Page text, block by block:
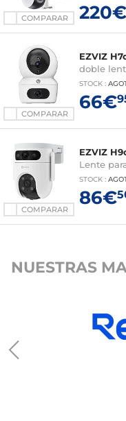
COMPARAR 220€
COMPARAR
EZVIZ
doble
STOCK :
66€
COMPARAR
EZVIZ
Lente
STOCK :
86€
NUESTRAS